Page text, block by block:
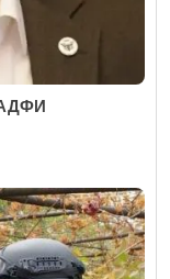
АДФИ